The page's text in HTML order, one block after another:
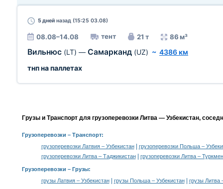
5 дней назад (15:25 03.08)
08.08–14.08 тент 21 т 86 м³
Вильнюс (LT) — Самарканд (UZ) ~ 4386 км
тнп на паллетах
Грузы и Транспорт для грузоперевозки Литва — Узбекистан,
Грузоперевозки – Транспорт:
грузоперевозки Латвия – Узбекистан|
грузоперевозки Польша –
грузоперевозки Литва – Таджикистан| грузоперевозки Литва –
Грузоперевозки – Грузы:
грузы Латвия – Узбекистан| грузы Польша – Узбекистан| грузы Литва